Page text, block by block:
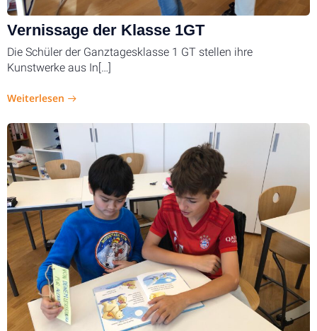
Vernissage der Klasse 1GT
Die Schüler der Ganztagesklasse 1 GT stellen ihre
Kunstwerke aus In[…]
Weiterlesen